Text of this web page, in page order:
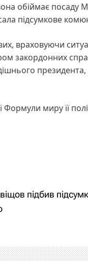
обіймає посаду
підсумкове
враховуючи
закордонних
миру її
підбив